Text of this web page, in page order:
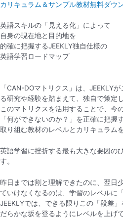
カリキュラム＆サンプル教材無料ダウ
英語スキルの「見える化」によって
自身の現在地と目的地を
的確に把握するJEEKLY独自仕様の
英語学習ロードマップ
「CAN-DOマトリクス」は、JEEKLYが
る研究や経験を踏まえて、独自で策定
このマトリクスを活用することで、今
「何ができないのか？」を正確に把握
取り組む教材のレベルとカリキュラム
英語学習に挫折する最も大きな要因の
す。
昨日までは割と理解できたのに、翌日
ていけなくなるのは、学習のレベルに
JEEKLYでは、できる限りこの「段差
だらかな坂を登るようにレベルを上げ